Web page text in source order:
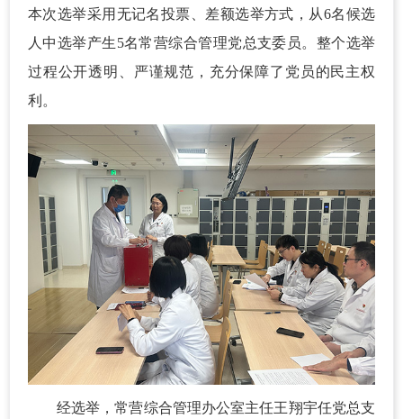
本次选举采用无记名投票、差额选举方式，从6名候选
人中选举产生5名常营综合管理党总支委员。整个选举
过程公开透明、严谨规范，充分保障了党员的民主权
利。
经选举，常营综合管理办公室主任王翔宇任党总支